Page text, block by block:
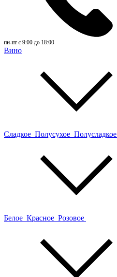
пн-пт с 9:00 до 18:00
Вино
Сладкое Полусухое Полусладкое
Белое Красное Розовое